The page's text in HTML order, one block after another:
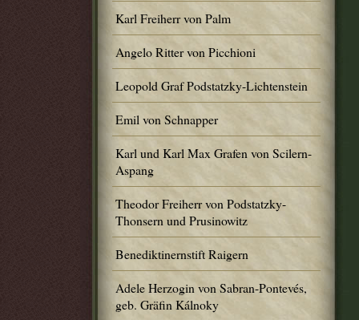
Karl Freiherr von Palm
Angelo Ritter von Picchioni
Leopold Graf Podstatzky-Lichtenstein
Emil von Schnapper
Karl und Karl Max Grafen von Scilern-
Aspang
Theodor Freiherr von Podstatzky-
Thonsern und Prusinowitz
Benediktinernstift Raigern
Adele Herzogin von Sabran-Pontevés,
geb. Gräfin Kálnoky